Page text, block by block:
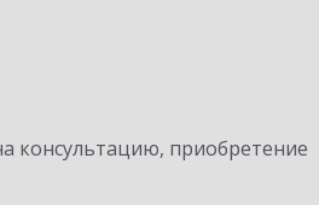
консультацию, приобретение